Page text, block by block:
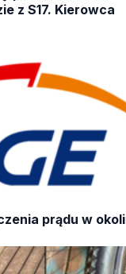
z S17. Kierowca
prądu w